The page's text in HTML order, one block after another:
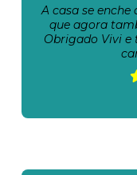
A casa se
que agora
Obrigado Vivi e